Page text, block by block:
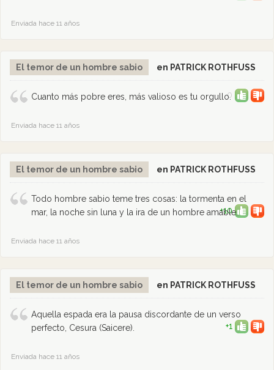
Enviada hace 11 años
El temor de un hombre sabio en PATRICK ROTHFUSS
Cuanto más pobre eres, más valioso es tu orgullo.
0
Enviada hace 11 años
El temor de un hombre sabio en PATRICK ROTHFUSS
Todo hombre sabio teme tres cosas: la tormenta en el
mar, la noche sin luna y la ira de un hombre amable.
+10
Enviada hace 11 años
El temor de un hombre sabio en PATRICK ROTHFUSS
Aquella espada era la pausa discordante de un verso
perfecto, Cesura (Saicere).
+1
Enviada hace 11 años